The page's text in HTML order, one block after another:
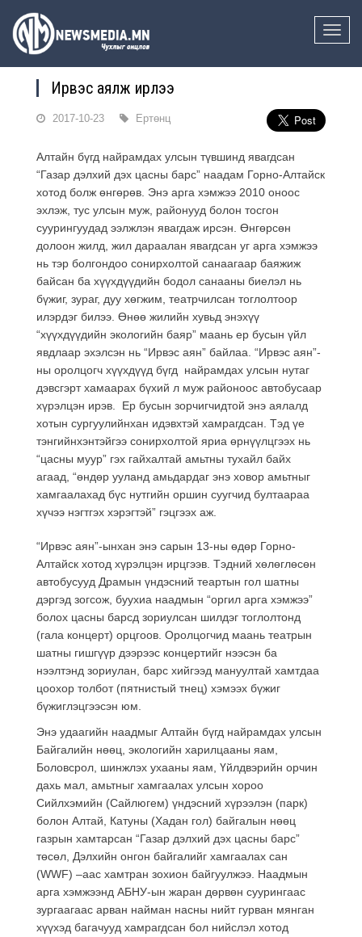
Toggle
Ирвэс аялж ирлээ
2017-10-23 Ертөнц
Алтайн бүгд найрамдах улсын түвшинд явагдсан
“Газар дэлхий дэх цасны барс” наадам Горно-Алтайск
хотод болж өнгөрөв. Энэ арга хэмжээ 2010 оноос
эхлэж, тус улсын муж, районууд болон тосгон
суурингуудад ээлжлэн явагдаж ирсэн. Өнгөрсөн
долоон жилд, жил дараалан явагдсан уг арга хэмжээ
нь тэр болгондоо сонирхолтой санаагаар баяжиж
байсан ба хүүхдүүдийн бодол санааны биелэл нь
бүжиг, зураг, дуу хөгжим, театрчилсан тоглолтоор
илэрдэг билээ. Өнөө жилийн хувьд энэхүү
“хүүхдүүдийн экологийн баяр” маань ер бусын үйл
явдлаар эхэлсэн нь “Ирвэс аян” байлаа. “Ирвэс аян”-
ны оролцогч хүүхдүүд бүгд найрамдах улсын нутаг
дэвсгэрт хамаарах бүхий л муж районоос автобусаар
хүрэлцэн ирэв. Ер бусын зорчигчидтой энэ аялалд
хотын сургуулийнхан идэвхтэй хамрагдсан. Тэд үе
тэнгийнхэнтэйгээ сонирхолтой яриа өрнүүлцгээх нь
“цасны муур” гэх гайхалтай амьтны тухайл байх
агаад, “өндөр ууланд амьдардаг энэ ховор амьтныг
хамгаалахад бүс нутгийн оршин суугчид бултаараа
хүчээ нэгтгэх хэрэгтэй” гэцгээх аж.
“Ирвэс аян”-ынхан энэ сарын 13-ны өдөр Горно-
Алтайск хотод хүрэлцэн ирцгээв. Тэдний хөлөглөсөн
автобусууд Драмын үндэсний теартын гол шатны
дэргэд зогсож, буухиа наадмын “оргил арга хэмжээ”
болох цасны барсд зориулсан шилдэг тоглолтонд
(гала концерт) орцгоов. Оролцогчид маань театрын
шатны гишгүүр дээрээс концертийг нээсэн ба
нээлтэнд зориулан, барс хийгээд мануултай хамтдаа
цоохор толбот (пятнистый тнец) хэмээх бүжиг
бүжиглэцгээсэн юм.
Энэ удаагийн наадмыг Алтайн бүгд найрамдах улсын
Байгалийн нөөц, экологийн харилцааны яам,
Боловсрол, шинжлэх ухааны яам, Үйлдвэрийн орчин
дахь мал, амьтныг хамгаалах улсын хороо
Сийлхэмийн (Сайлюгем) үндэсний хүрээлэн (парк)
болон Алтай, Катуны (Хадан гол) байгалын нөөц
газрын хамтарсан “Газар дэлхий дэх цасны барс”
төсөл, Дэлхийн онгон байгалийг хамгаалах сан
(WWF) –аас хамтран зохион байгуулжээ. Наадмын
арга хэмжээнд АБНУ-ын жаран дөрвөн суурингаас
зургаагаас арван найман насны нийт гурван мянган
хүүхэд багачууд хамрагдсан бол нийслэл хотод